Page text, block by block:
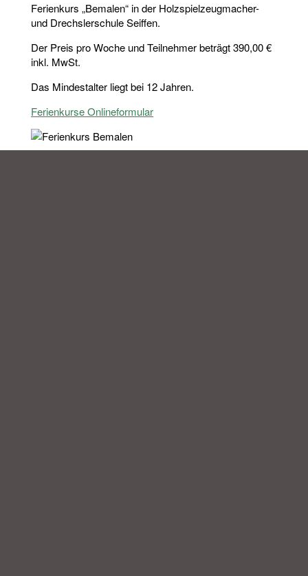
Ferienkurs „Bemalen“ in der Holzspielzeugmacher-
und Drechslerschule Seiffen.
Der Preis pro Woche und Teilnehmer beträgt 390,00 €
inkl. MwSt.
Das Mindestalter liegt bei 12 Jahren.
Ferienkurse Onlineformular